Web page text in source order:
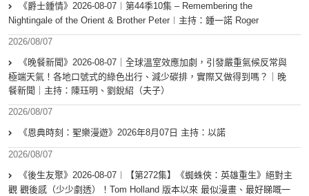
《爵士鍾情》2026-08-07︱第44季10集 – Remembering the
Nightingale of the Orient & Brother Peter︱主持：鍾一諾 Roger
2026/08/07
《晚餐新聞》2026-08-07｜全球溫室效應加劇，引發嚴重氣候反常與
極端天氣！各地口號式的綠色出行、減少碳排，實際又做得到嗎？｜晚
餐新聞｜主持：陳珏明、劉銳紹（夫子）
2026/08/07
《恩典時刻：聖樂漫遊》2026年8月07日 主持：以諾
2026/08/07
《後生友聚》2026-08-07︱【第272集】《蜘蛛俠：英雄重生》絕對主
觀 觀後感（少少劇透）！Tom Holland 版本以來 最似漫畫、最好睇嘅一